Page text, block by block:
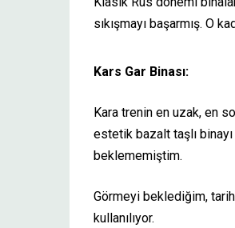
sıkışmayı başarmış. O
Kars Gar Binası:
Kara trenin en uzak, en
estetik bazalt taşlı
beklememiştim.
Görmeyi beklediğim,
kullanılıyor.